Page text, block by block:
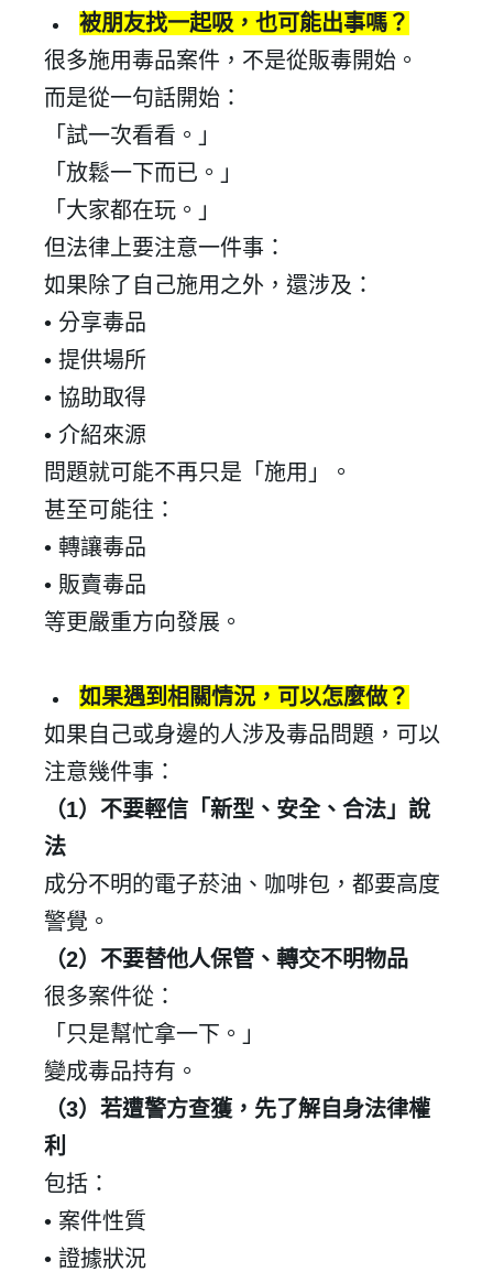
被朋友找一起吸，也可能出事嗎？
很多施用毒品案件，不是從販毒開始。
而是從一句話開始：
「試一次看看。」
「放鬆一下而已。」
「大家都在玩。」
但法律上要注意一件事：
如果除了自己施用之外，還涉及：
• 分享毒品
• 提供場所
• 協助取得
• 介紹來源
問題就可能不再只是「施用」。
甚至可能往：
• 轉讓毒品
• 販賣毒品
等更嚴重方向發展。
如果遇到相關情況，可以怎麼做？
如果自己或身邊的人涉及毒品問題，可以
注意幾件事：
（1）不要輕信「新型、安全、合法」說
法
成分不明的電子菸油、咖啡包，都要高度
警覺。
（2）不要替他人保管、轉交不明物品
很多案件從：
「只是幫忙拿一下。」
變成毒品持有。
（3）若遭警方查獲，先了解自身法律權
利
包括：
• 案件性質
• 證據狀況